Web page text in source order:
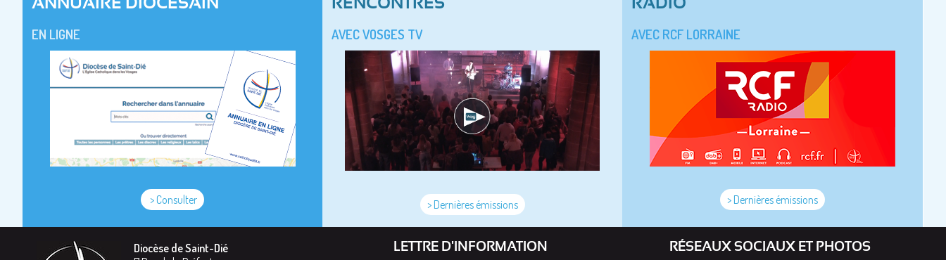
ANNUAIRE DIOCESAIN
EN LIGNE
> Consulter
RENCONTRES
AVEC VOSGES TV
> Dernières émissions
RADIO
AVEC RCF LORRAINE
> Dernières émissions
Diocèse de Saint-Dié
LETTRE D'INFORMATION RÉSEAUX SOCIAUX ET PHOTOS